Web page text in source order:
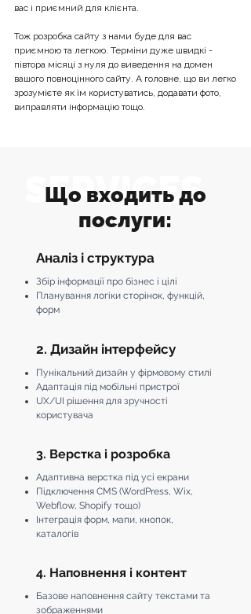
вас і приємний для клієнта.
Тож розробка сайту з нами буде для вас
приємною та легкою. Терміни дуже швидкі -
півтора місяці з нуля до виведення на домен
вашого повноцінного сайту. А головне, що ви легко
зрозумієте як їм користуватись, додавати фото,
виправляти інформацію тощо.
SERVICES
Що входить до
послуги:
Аналіз і структура
Збір інформації про бізнес і цілі
Планування логіки сторінок, функцій,
форм
2. Дизайн інтерфейсу
Пунікальний дизайн у фірмовому стилі
Адаптація під мобільні пристрої
UX/UI рішення для зручності
користувача
3. Верстка і розробка
Адаптивна верстка під усі екрани
Підключення CMS (WordPress, Wix,
Webflow, Shopify тощо)
Інтеграція форм, мапи, кнопок,
каталогів
4. Наповнення і контент
Базове наповнення сайту текстами та
зображеннями